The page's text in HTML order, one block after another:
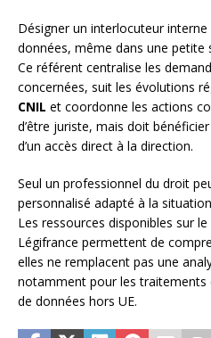
Désigner un interlocuteur
données, même dans une petite
Ce référent centralise les
concernées, suit les évolutions
CNIL et coordonne les actions
d’être juriste, mais doit
d’un accès direct à la direction.
Seul un professionnel du droit
personnalisé adapté à la
Les ressources disponibles sur
Légifrance permettent de
elles ne remplacent pas une
notamment pour les traitements
de données hors UE.